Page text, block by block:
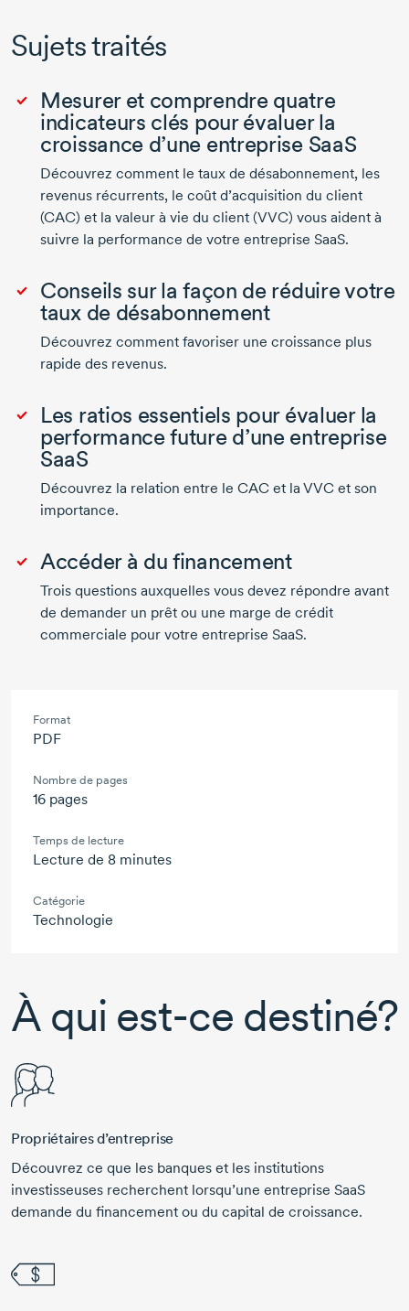
Sujets traités
Mesurer et comprendre quatre
indicateurs clés pour évaluer la
croissance d’une entreprise SaaS
Découvrez comment le taux de désabonnement, les
revenus récurrents, le coût d’acquisition du client
(CAC) et la valeur à vie du client (VVC) vous aident à
suivre la performance de votre entreprise SaaS.
Conseils sur la façon de réduire votre
taux de désabonnement
Découvrez comment favoriser une croissance plus
rapide des revenus.
Les ratios essentiels pour évaluer la
performance future d’une entreprise
SaaS
Découvrez la relation entre le CAC et la VVC et son
importance.
Accéder à du financement
Trois questions auxquelles vous devez répondre avant
de demander un prêt ou une marge de crédit
commerciale pour votre entreprise SaaS.
Format
PDF
Nombre de pages
16 pages
Temps de lecture
Lecture de 8 minutes
Catégorie
Technologie
À qui est-ce destiné?
Propriétaires d’entreprise
Découvrez ce que les banques et les institutions
investisseuses recherchent lorsqu’une entreprise SaaS
demande du financement ou du capital de croissance.